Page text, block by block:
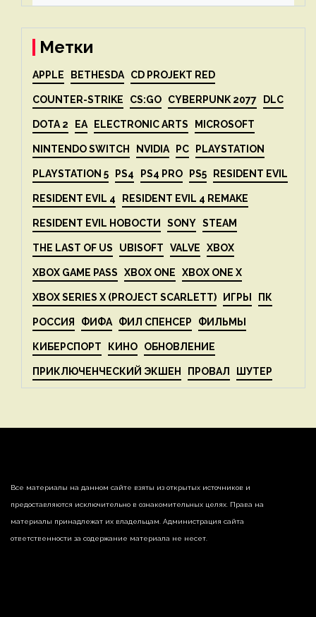
Метки
APPLE BETHESDA CD PROJEKT RED
COUNTER-STRIKE CS:GO CYBERPUNK 2077 DLC
DOTA 2 EA ELECTRONIC ARTS MICROSOFT
NINTENDO SWITCH NVIDIA PC PLAYSTATION
PLAYSTATION 5 PS4 PS4 PRO PS5 RESIDENT EVIL
RESIDENT EVIL 4 RESIDENT EVIL 4 REMAKE
RESIDENT EVIL НОВОСТИ SONY STEAM
THE LAST OF US UBISOFT VALVE XBOX
XBOX GAME PASS XBOX ONE XBOX ONE X
XBOX SERIES X (PROJECT SCARLETT) ИГРЫ ПК
РОССИЯ ФИФА ФИЛ СПЕНСЕР ФИЛЬМЫ
КИБЕРСПОРТ КИНО ОБНОВЛЕНИЕ
ПРИКЛЮЧЕНЧЕСКИЙ ЭКШЕН ПРОВАЛ ШУТЕР
Все материалы на данном сайте взяты из открытых источников и
предоставляются исключительно в ознакомительных целях. Права на
материалы принадлежат их владельцам. Администрация сайта
ответственности за содержание материала не несет.